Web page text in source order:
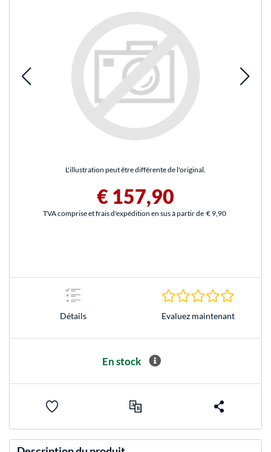
L'illustration peut être différente de l'original.
€ 157,90
TVA comprise et frais d'expédition en sus à partir de € 9,90
Détails Evaluez maintenant
En stock